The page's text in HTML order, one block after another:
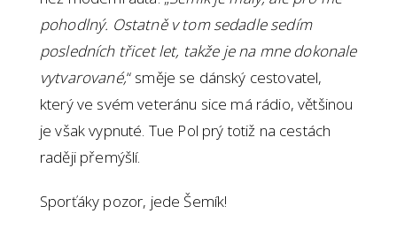
pohodlný. Ostatně v tom sedadle sedím
posledních třicet let, takže je na mne dokonale
vytvarované,“ směje se dánský cestovatel,
který ve svém veteránu sice má rádio, většinou
je však vypnuté. Tue Pol prý totiž na cestách
raději přemýšlí.
Sporťáky pozor, jede Šemík!